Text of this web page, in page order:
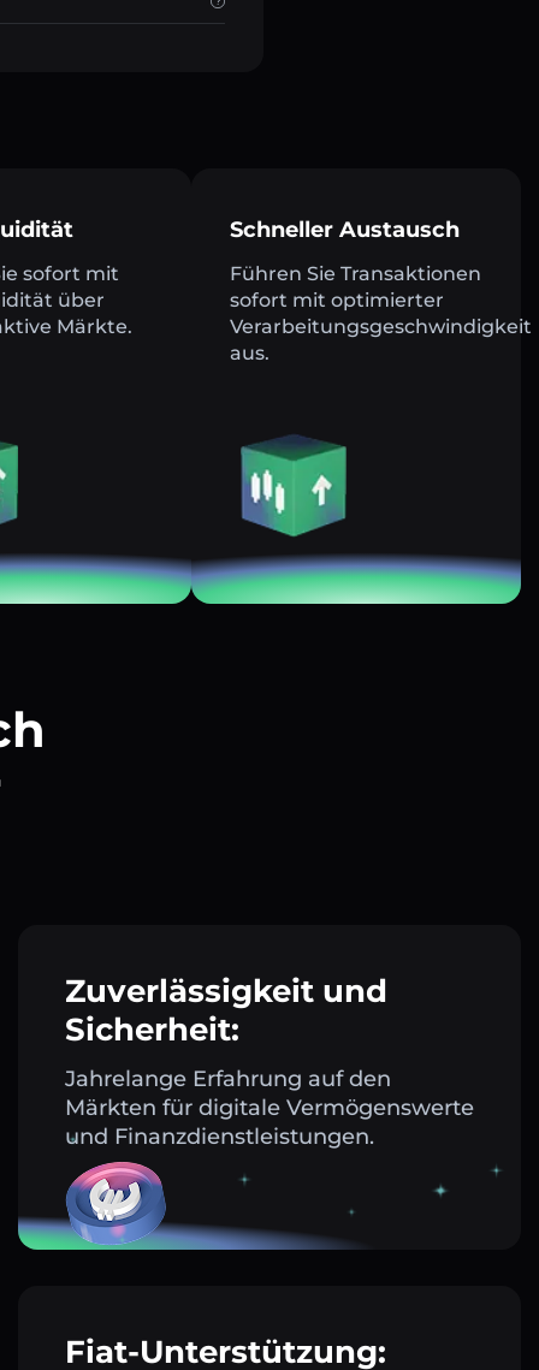
sofort mit
über
Märkte.
Schneller Austausch
Führen Sie Transaktionen
sofort mit optimierter
Verarbeitungsgeschwindigkeit
aus.
Zuverlässigkeit und
Sicherheit:
Jahrelange Erfahrung auf den
Märkten für digitale Vermögenswerte
und Finanzdienstleistungen.
Fiat-Unterstützung: